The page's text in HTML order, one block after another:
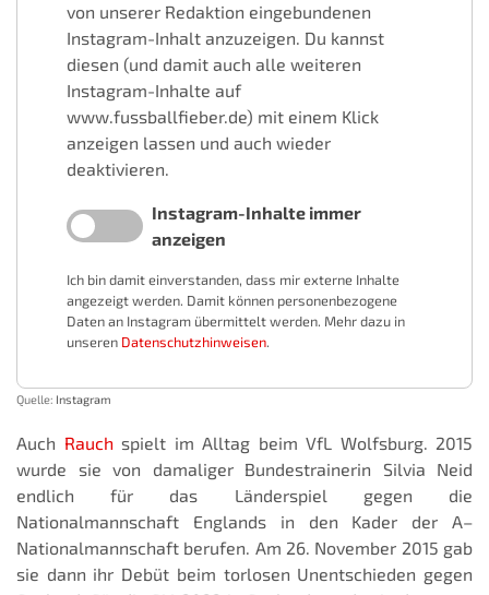
von unserer Redaktion eingebundenen
Instagram-Inhalt anzuzeigen. Du kannst
diesen (und damit auch alle weiteren
Instagram-Inhalte auf
www.fussballfieber.de) mit einem Klick
anzeigen lassen und auch wieder
deaktivieren.
Instagram-Inhalte immer
anzeigen
Ich bin damit einverstanden, dass mir externe Inhalte
angezeigt werden. Damit können personenbezogene
Daten an Instagram übermittelt werden. Mehr dazu in
unseren Datenschutzhinweisen.
Quelle: Instagram
Auch Rauchspielt im Alltag beim VfL Wolfsburg. 2015
wurde sie von damaliger Bundestrainerin Silvia Neid
endlich für das Länderspiel gegen die
Nationalmannschaft Englands in den Kader der A–
Nationalmannschaft berufen. Am 26. November 2015 gab
sie dann ihr Debüt beim torlosen Unentschieden gegen